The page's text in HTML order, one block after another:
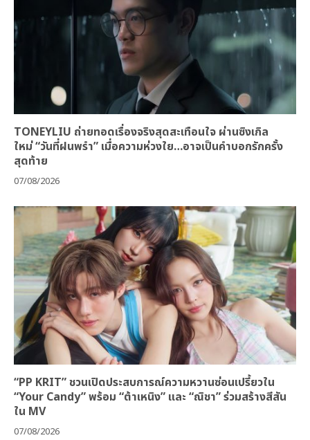
TONEYLIU ถ่ายทอดเรื่องจริงสุดสะเทือนใจ ผ่านซิงเกิล
ใหม่ “วันที่ฝนพรำ” เมื่อความห่วงใย…อาจเป็นคำบอกรักครั้ง
สุดท้าย
07/08/2026
“PP KRIT” ชวนเปิดประสบการณ์ความหวานซ่อนเปรี้ยวใน
“Your Candy” พร้อม “ต้าเหนิง” และ “ณิชา” ร่วมสร้างสีสัน
ใน MV
07/08/2026